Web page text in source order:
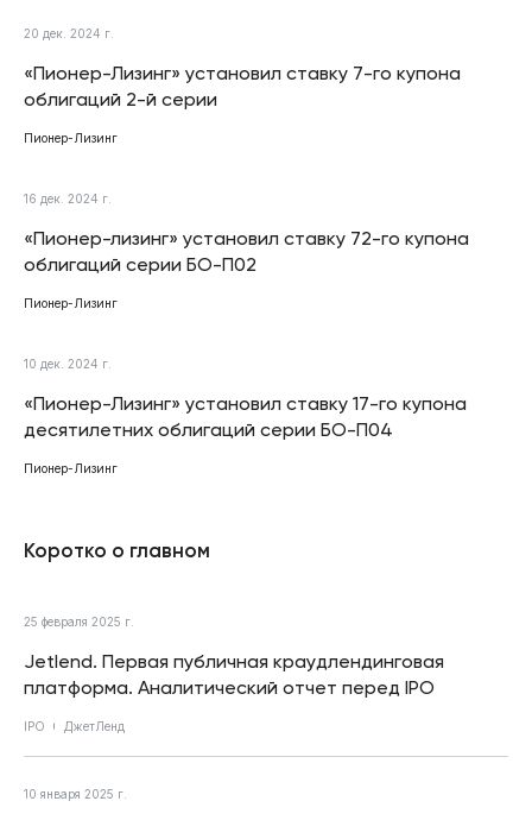
20 дек. 2024 г.
«Пионер-Лизинг» установил ставку 7-го купона
облигаций 2-й серии
Пионер-Лизинг
16 дек. 2024 г.
«Пионер-лизинг» установил ставку 72-го купона
облигаций серии БО-П02
Пионер-Лизинг
10 дек. 2024 г.
«Пионер-Лизинг» установил ставку 17-го купона
десятилетних облигаций серии БО-П04
Пионер-Лизинг
Коротко о главном
25 февраля 2025 г.
Jetlend. Первая публичная краудлендинговая
платформа. Аналитический отчет перед IPO
IPO ДжетЛенд
10 января 2025 г.